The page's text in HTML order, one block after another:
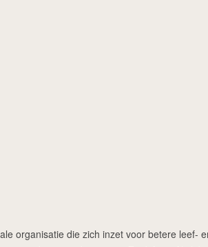
organisatie die zich inzet voor betere leef-